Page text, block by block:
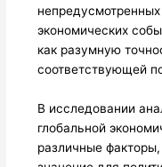
экономических
как разумную
соответствующей
В исследовании
глобальной
различные